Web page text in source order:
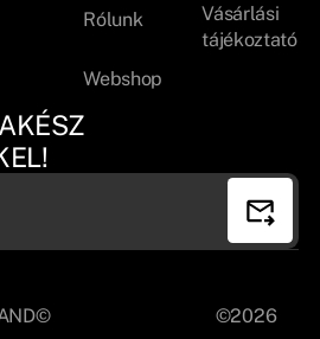
Rólunk
Webshop
Vásárlási
tájékoztató
©2026